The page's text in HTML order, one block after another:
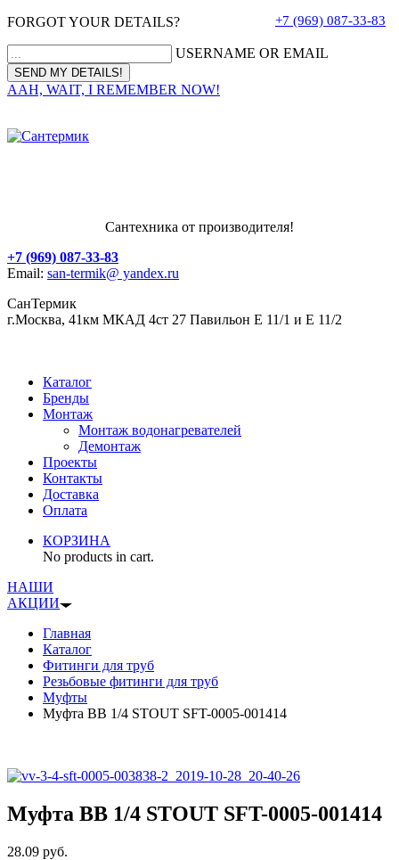
FORGOT YOUR DETAILS?
USERNAME OR EMAIL
AAH, WAIT, I REMEMBER NOW!
+7 (969) 087-33-83
Сантехника от производителя!
+7 (969) 087-33-83
Email: san-termik@ yandex.ru
СанТермик
г.Москва, 41км МКАД 4ст 27 Павильон Е 11/1 и Е 11/2
Каталог
Бренды
Монтаж
Монтаж водонагревателей
Демонтаж
Проекты
Контакты
Доставка
Оплата
КОРЗИНА
No products in cart.
НАШИ
АКЦИИ
Главная
Каталог
Фитинги для труб
Резьбовые фитинги для труб
Муфты
Муфта ВВ 1/4 STOUT SFT-0005-001414
Муфта ВВ 1/4 STOUT SFT-0005-001414
28.09 руб.